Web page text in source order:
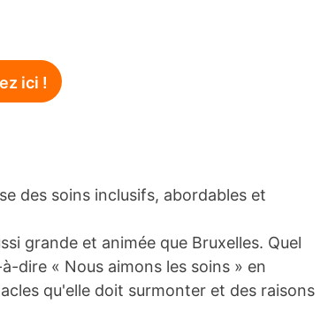
ici !
des soins inclusifs, abordables et
grande et animée que Bruxelles. Quel
dire « Nous aimons les soins » en
qu'elle doit surmonter et des raisons